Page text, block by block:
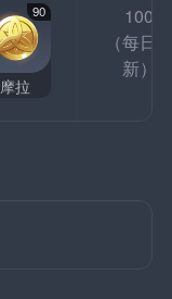
90
摩拉
100
（每日
新）